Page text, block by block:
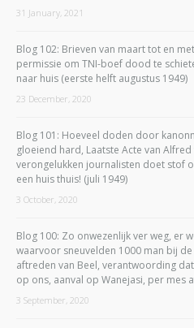
31 January, 2021
Blog 102: Brieven van maart tot en
permissie om TNI-boef dood te
naar huis (eerste helft augustus 1949)
23 December, 2020
Blog 101: Hoeveel doden door
gloeiend hard, Laatste Acte van
verongelukken journalisten doet stof
een huis thuis! (juli 1949)
3 October, 2020
Blog 100: Zo onwezenlijk ver weg, er
waarvoor sneuvelden 1000 man bij
aftreden van Beel, verantwoording
op ons, aanval op Wanejasi, per mes
3 September, 2020